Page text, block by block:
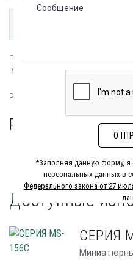
Главная
ВЫСОКОЧАСТОТНЫЕ,
Разъемы с частотой до 3 GHz
РАЗЪЕМЫ С
Доступные
СЕРИЯ
*Заполняя данную форму, я
персональных данных в
Федерального закона от 27